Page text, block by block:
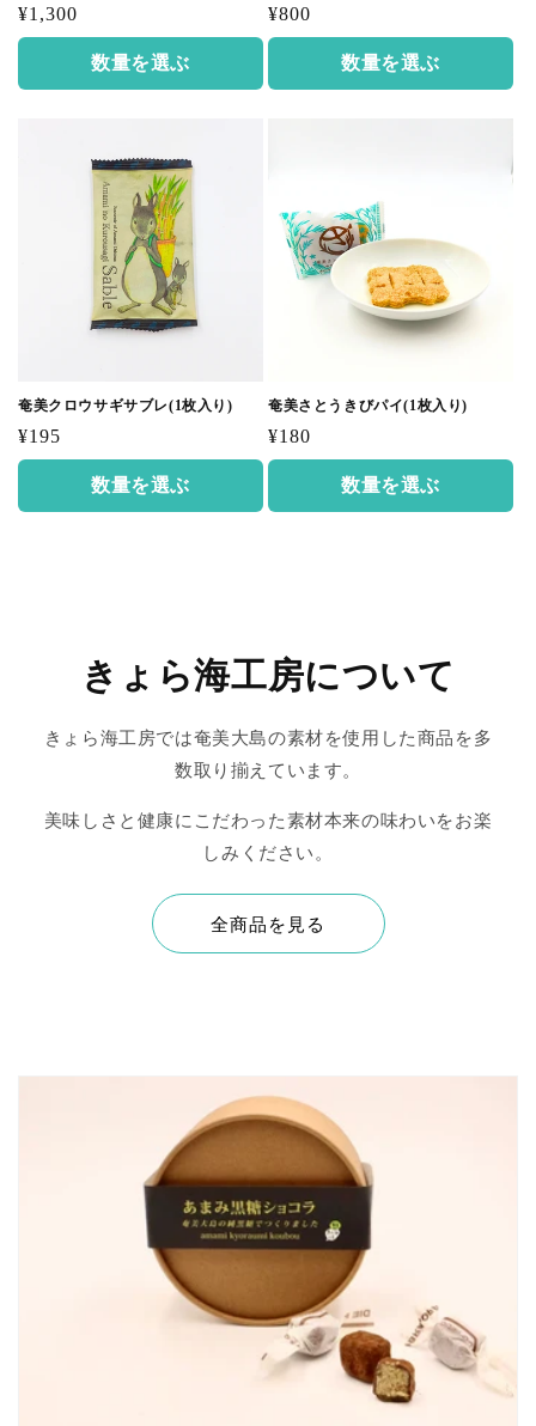
通
常
格
¥1,300
数量を選ぶ
通
常
格
¥800
数量を選ぶ
奄美クロウサギサブレ(1枚入り)
通
常
格
¥195
数量を選ぶ
奄美さとうきびパイ(1枚入り)
通
常
格
¥180
数量を選ぶ
きょら海工房について
きょら海工房では奄美大島の素材を使用した商品を多
数取り揃えています。
美味しさと健康にこだわった素材本来の味わいをお楽
しみください。
全商品を見る